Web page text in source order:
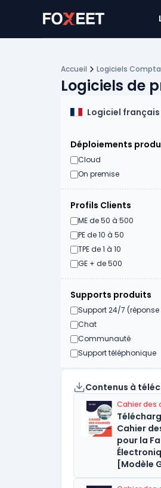
Accueil Logiciels
Logiciels de
Logiciel français
Déploiements
Cloud
On premise
Profils Clients
ME de 50 à 500
PE de 10 à 50
TPE de 1 à 10
GE + de 500
Supports produits
Support 24/7
Chat
Communauté
Support téléphonique
Contenus à
Cahier des
Cahier
pour la
[Modèle